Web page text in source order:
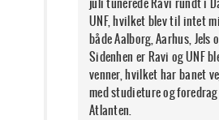
UNF, hvilket blev til intet
både Aalborg, Aarhus, Jels
Sidenhen er Ravi og UNF
venner, hvilket har banet
med studieture og
Atlanten.